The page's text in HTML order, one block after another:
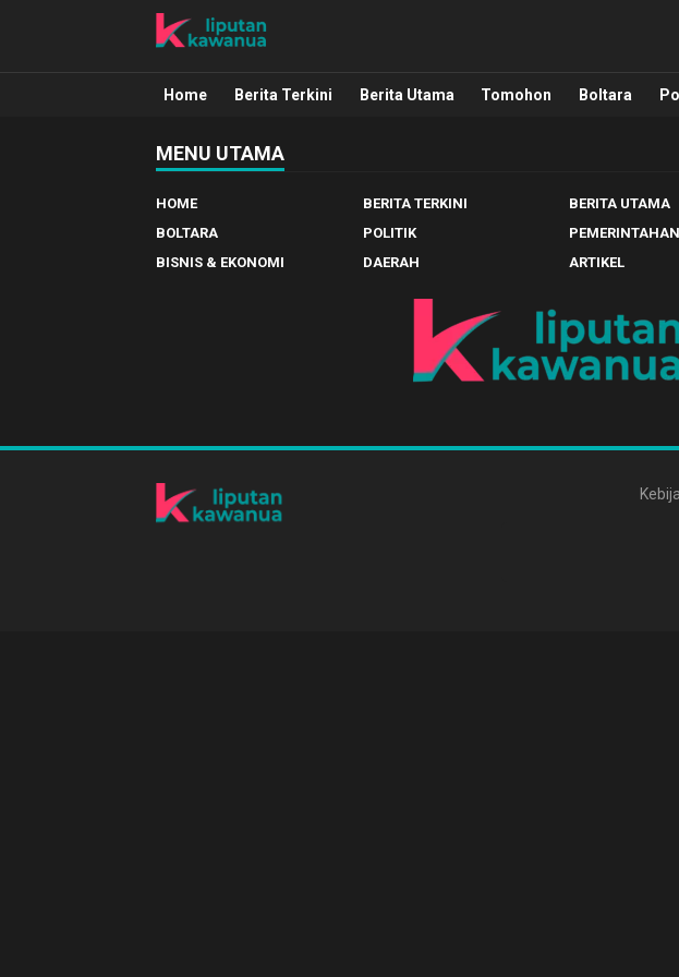
Liputan Kawanua
Berita Manado, Sulawesi Utara, Kawanua, Politik,
Home Berita Terkini Berita Utama Tomohon Boltara
MENU UTAMA
HOME BERITA TERKINI BERITA UTAMA
BOLTARA
POLITIK PEMERINTAHAN
BISNIS & EKONOMI
DAERAH ARTIKEL